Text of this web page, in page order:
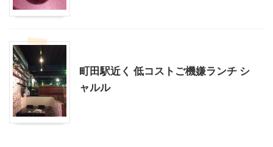
町田駅近く 低コストご機嫌ランチ シ
ャルル